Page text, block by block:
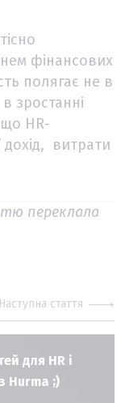
фінансових
полягає не в
зростанні
HR-
витрати
переклала
Наступна стаття
для HR і
Hurma ;)